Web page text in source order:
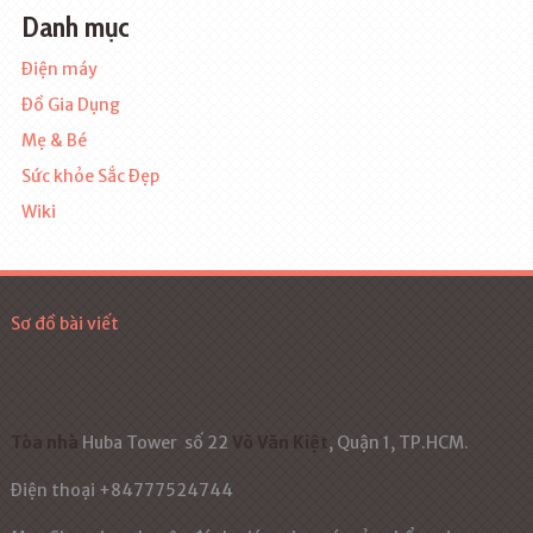
Danh mục
Điện máy
Đồ Gia Dụng
Mẹ & Bé
Sức khỏe Sắc Đẹp
Wiki
Sơ đồ bài viết
Huba Tower số 22 , Quận 1, TP.HCM.
Điện thoại +84777524744